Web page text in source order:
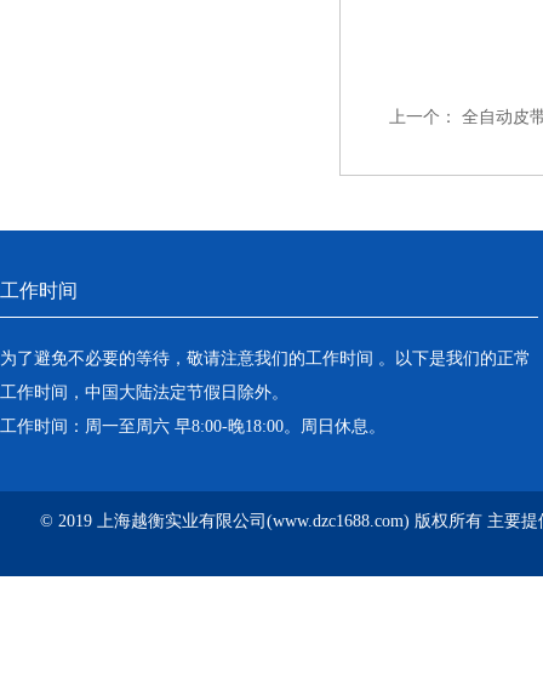
上一个： 全自动皮
工作时间
为了避免不必要的等待，敬请注意我们的工作时间 。以下是我们的正常
工作时间，中国大陆法定节假日除外。
工作时间：周一至周六 早8:00-晚18:00。周日休息。
© 2019 上海越衡实业有限公司(www.dzc1688.com) 版权所有 主要提